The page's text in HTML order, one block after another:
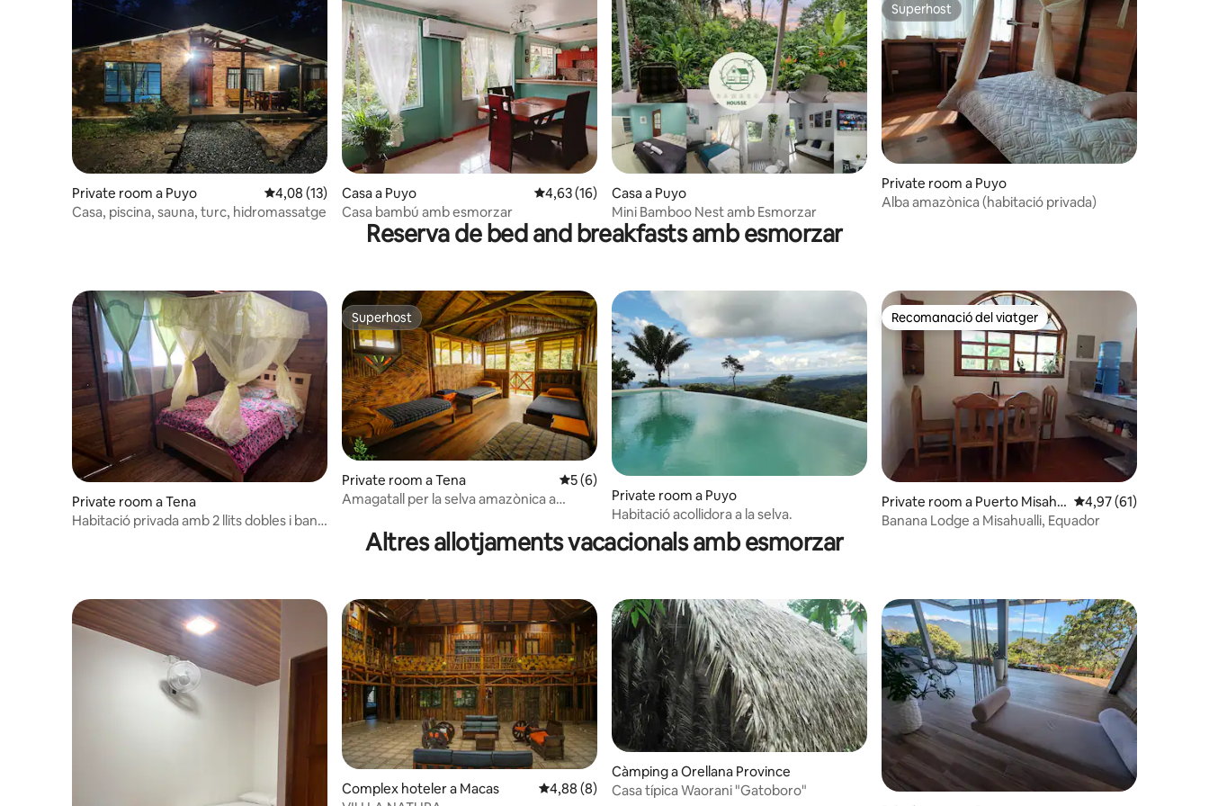
Private room a Puyo 4,08 de puntuació mitjana d'un total de 5; 13 avaluacions
4,08 (13)
Casa, piscina, sauna, turc, hidromassatge
Casa a Puyo 4,63 de puntuació mitjana d'un total de 5; 16 avaluacions
4,63 (16)
Casa bambú amb esmorzar
Casa a Puyo
Mini Bamboo Nest amb Esmorzar
Superhost
Superhost
Private room a Puyo
Alba amazònica (habitació privada)
Reserva de bed and breakfasts amb esmorzar
Private room a Tena
Habitació privada amb 2 llits dobles i bany
Superhost
Superhost
Private room a Tena 5 de puntuació mitjana d'un total de 5; 6 avaluacions
5 (6)
Amagatall per la selva amazònica a
Private room a Puyo
Habitació acollidora a la selva.
Recomanació del viatger
Recomanació del viatger
Private room a Puerto Misahu
allí
4,97 de puntuació
4,97 (61)
Banana Lodge a Misahualli, Equador
Altres allotjaments vacacionals amb esmorzar
Complex hoteler a Macas 4,88 de puntuació mitjana d'un total de 5; 8 avaluacions
4,88 (8)
Càmping a Orellana Province
Casa típica Waorani "Gatoboro"